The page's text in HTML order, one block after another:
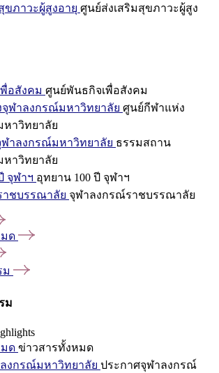
ขภาวะผู้สูงอายุ ศูนย์ส่งเสริมสุขภาวะผู้สูง
อสังคม ศูนย์พันธกิจเพื่อสังคม
ฬาลงกรณ์มหาวิทยาลัย ศูนย์กีฬาแห่ง
าวิทยาลัย
าลงกรณ์มหาวิทยาลัย ธรรมสถาน
าวิทยาลัย
จุฬาฯ อุทยาน 100 ปี จุฬาฯ
ชบรรณาลัย จุฬาลงกรณ์ราชบรรณาลัย
ด
ม
ม
ด ข่าวสารทั้งหมด
งกรณ์มหาวิทยาลัย ประกาศจุฬาลงกรณ์